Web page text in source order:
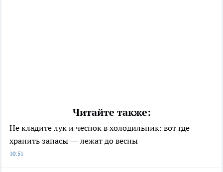
Читайте также:
Не кладите лук и чеснок в холодильник: вот где
хранить запасы — лежат до весны
10:51